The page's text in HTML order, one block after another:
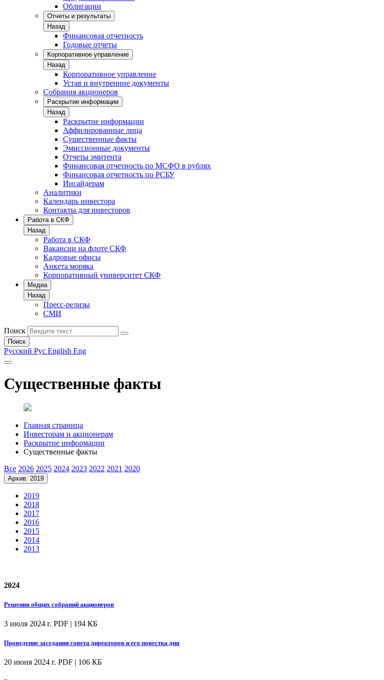
Облигации
Отчеты и результаты
Назад
Финансовая отчетность
Годовые отчеты
Корпоративное управление
Назад
Корпоративное управление
Устав и внутренние документы
Собрания акционеров
Раскрытие информации
Назад
Раскрытие информации
Аффилированные лица
Существенные факты
Эмиссионные документы
Отчеты эмитента
Финансовая отчетность по МСФО в рублях
Финансовая отчетность по РСБУ
Инсайдерам
Аналитики
Календарь инвестора
Контакты для инвесторов
Работа в СКФ
Назад
Работа в СКФ
Вакансии на флоте СКФ
Кадровые офисы
Анкета моряка
Корпоративный университет СКФ
Медиа
Назад
Пресс-релизы
СМИ
Поиск
Поиск
Русский Рус English Eng
Существенные факты
Главная страница
Инвесторам и акционерам
Раскрытие информации
Существенные факты
Все 2026 2025 2024 2023 2022 2021 2020
Архив: 2019
2019
2018
2017
2016
2015
2014
2013
2024
Решения общих собраний акционеров
3 июля 2024 г. PDF | 194 КБ
Проведение заседания совета директоров и его повестка дня
20 июня 2024 г. PDF | 106 КБ